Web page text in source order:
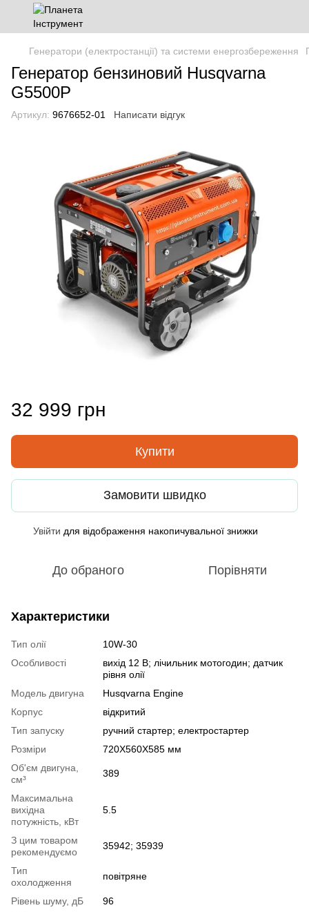
Генератори (електростанції) та системи енергозбереження
Генератор бензиновий Husqvarna
G5500P
Артикул: 9676652-01 Написати відгук
32 999 грн
Купити
Замовити швидко
Увійти для відображення накопичувальної знижки
До обраного Порівняти
Характеристики
Тип олії
10W-30
Особливості
вихід 12 В; лічильник мотогодин; датчик
рівня олії
Модель двигуна
Husqvarna Engine
Корпус
відкритий
Тип запуску
ручний стартер; електростартер
Розміри
720X560X585 мм
Об'єм двигуна,
см³
389
Максимальна
вихідна
потужність, кВт
5.5
З цим товаром
рекомендуємо
35942; 35939
Тип
охолодження
повітряне
Рівень шуму, дБ
96